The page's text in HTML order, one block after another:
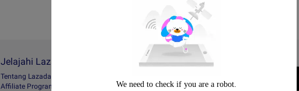
Jelajahi Lazada
Tentang Lazada
Afﬁliate Program
Download the App